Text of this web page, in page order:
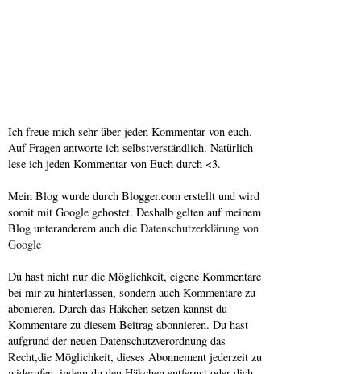
Ich freue mich sehr über jeden Kommentar von euch.
Auf Fragen antworte ich selbstverständlich. Natürlich
lese ich jeden Kommentar von Euch durch <3.
Mein Blog wurde durch Blogger.com erstellt und wird
somit mit Google gehostet. Deshalb gelten auf meinem
Blog unteranderem auch die Datenschutzerklärung von
Google
Du hast nicht nur die Möglichkeit, eigene Kommentare
bei mir zu hinterlassen, sondern auch Kommentare zu
abonieren. Durch das Häkchen setzen kannst du
Kommentare zu diesem Beitrag abonnieren. Du hast
aufgrund der neuen Datenschutzverordnung das
Recht,die Möglichkeit, dieses Abonnement jederzeit zu